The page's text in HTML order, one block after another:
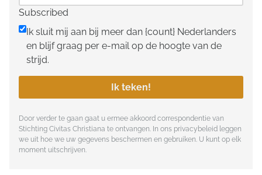
Subscribed
Ik sluit mij aan bij meer dan {count} Nederlanders
en blijf graag per e-mail op de hoogte van de
strijd.
Ik teken!
Door verder te gaan gaat u ermee akkoord correspondentie van
Stichting Civitas Christiana te ontvangen. In ons privacybeleid leggen
we uit hoe we uw gegevens beschermen en gebruiken. U kunt op elk
moment uitschrijven.